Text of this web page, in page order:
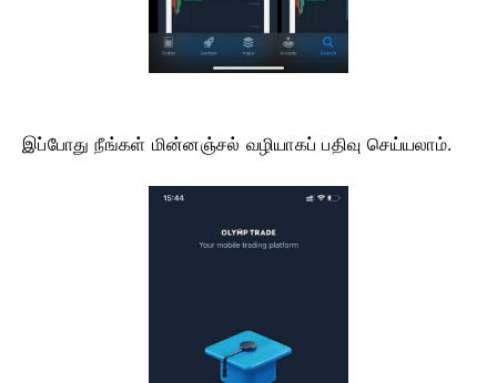
இப்போது நீங்கள் மின்னஞ்சல் வழியாகப் பதிவு செய்யலாம்.